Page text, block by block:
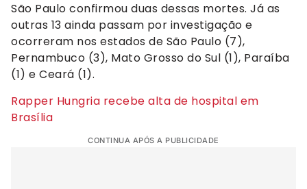
São Paulo confirmou duas dessas mortes. Já as
outras 13 ainda passam por investigação e
ocorreram nos estados de São Paulo (7),
Pernambuco (3), Mato Grosso do Sul (1), Paraíba
(1) e Ceará (1).
Rapper Hungria recebe alta de hospital em
Brasília
CONTINUA APÓS A PUBLICIDADE